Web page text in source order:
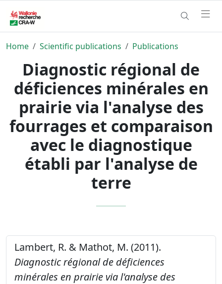
Home Scientific publications Publications
Diagnostic régional de
déficiences minérales en
prairie via l'analyse des
fourrages et comparaison
avec le diagnostique
établi par l'analyse de
terre
Lambert, R. & Mathot, M. (2011).
Diagnostic régional de déficiences
minérales en prairie via l'analyse des